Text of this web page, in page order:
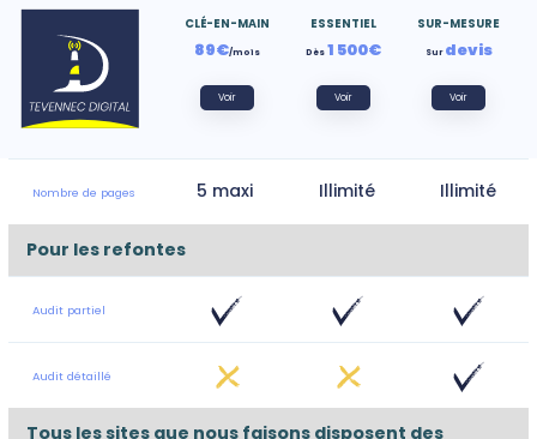
CLÉ-EN-MAIN
89€/mois
Voir
ESSENTIEL
Dès1 500€
Voir
SUR-MESURE
Surdevis
Voir
Nombre de pages 5 maxi Illimité Illimité
Pour les refontes
Audit partiel
Audit détaillé
Tous les sites que nous faisons disposent des